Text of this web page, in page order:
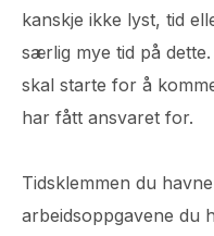
kanskje ikke lyst, tid
særlig mye tid på
skal starte for å
har fått ansvaret for.
Tidsklemmen du
arbeidsoppgavene du